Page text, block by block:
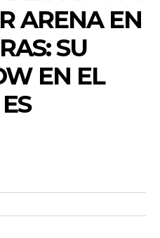
ARENA EN
SU
EN EL